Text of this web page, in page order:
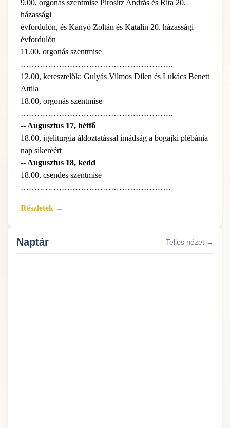
9.00, orgonás szentmise Pirositz András és Rita 20.
házassági
évfordulón, és Kanyó Zoltán és Katalin 20. házassági
évfordulón
11.00, orgonás szentmise
………………………………………………..
12.00, keresztelők: Gulyás Vilmos Dilen és Lukács Benett
Attila
18.00, orgonás szentmise
………………………………………………..
-- Augusztus 17, hétfő
18.00, igeliturgia áldoztatással imádság a bogajki plébánia
nap sikeréért
-- Augusztus 18, kedd
18.00, csendes szentmise
……………………………………………….
Részletek →
Naptár Teljes nézet →